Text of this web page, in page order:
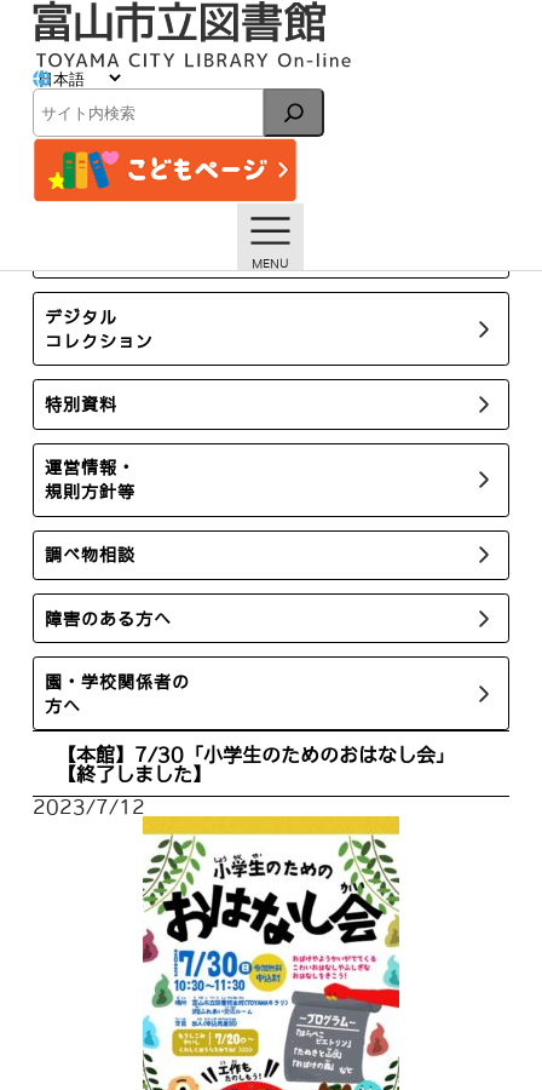
検
索
イベント
トップページ
イベント一覧
【本館】7/30「小学生のためのおはなし会」【終了しまし
た】
デジタル
コレクション
特別資料
運営情報・
規則方針等
調べ物相談
障害のある方へ
園・学校関係者の
方へ
【本館】7/30「小学生のためのおはなし会」
【終了しました】
2023/7/12